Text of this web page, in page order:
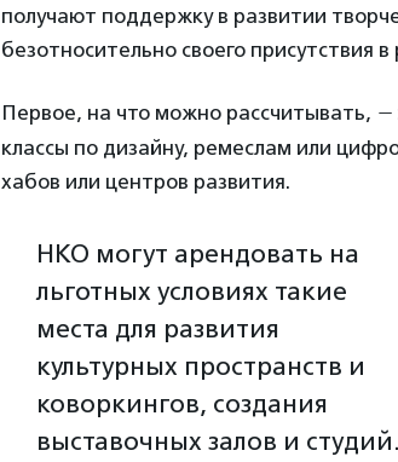
получают поддержку в развитии
безотносительно своего присутствия в
Первое, на что можно рассчитывать, —
классы по дизайну, ремеслам или
хабов или центров развития.
НКО могут арендовать на
льготных условиях такие
места для развития
культурных пространств и
коворкингов, создания
выставочных залов и студий.